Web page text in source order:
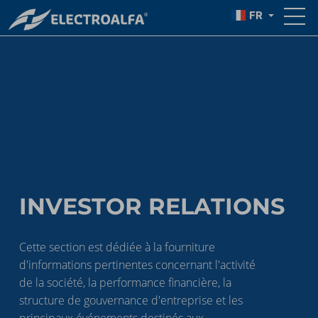
FR
INVESTOR RELATIONS
Cette section est dédiée à la fourniture
d'informations pertinentes concernant l'activité
de la société, la performance financière, la
structure de gouvernance d'entreprise et les